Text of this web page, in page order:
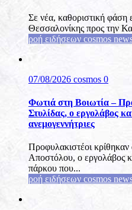
Σε νέα, καθοριστική φάση
Θεσσαλονίκης προς την
ροή ειδήσεων cosmos
07/08/2026 cosmos 0
Φωτιά στη Βοιωτία –
Στυλίδας, ο εργολάβος
ανεμογεννήτριες
Προφυλακιστέοι κρίθηκαν
Αποστόλου, ο εργολάβος
πάρκου που...
ροή ειδήσεων cosmos